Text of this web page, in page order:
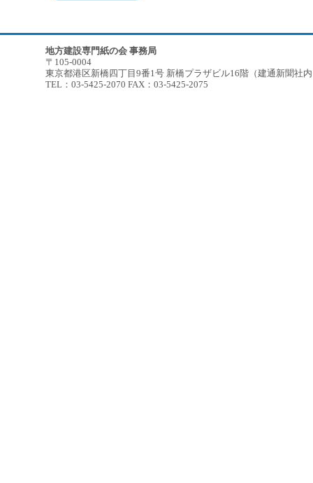
地方建設専門紙の会 事務局
〒105-0004
東京都港区新橋四丁目9番1号 新橋プラザビル16階（建通新聞社
TEL：03-5425-2070 FAX：03-5425-2075